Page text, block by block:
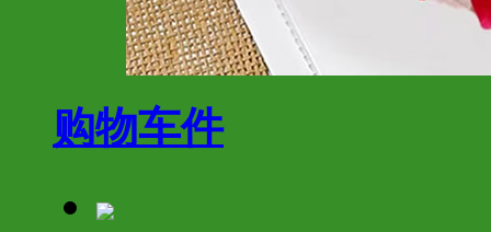
购物车件